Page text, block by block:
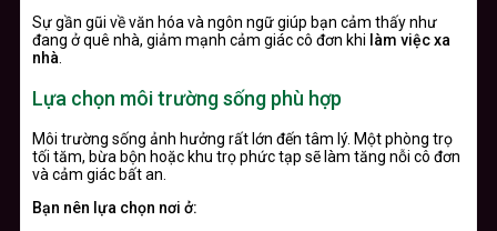
Sự gần gũi về văn hóa và ngôn ngữ giúp bạn cảm thấy như
đang ở quê nhà, giảm mạnh cảm giác cô đơn khi làm việc xa
nhà.
Lựa chọn môi trường sống phù hợp
Môi trường sống ảnh hưởng rất lớn đến tâm lý. Một phòng trọ
tối tăm, bừa bộn hoặc khu trọ phức tạp sẽ làm tăng nỗi cô đơn
và cảm giác bất an.
Bạn nên lựa chọn nơi ở: